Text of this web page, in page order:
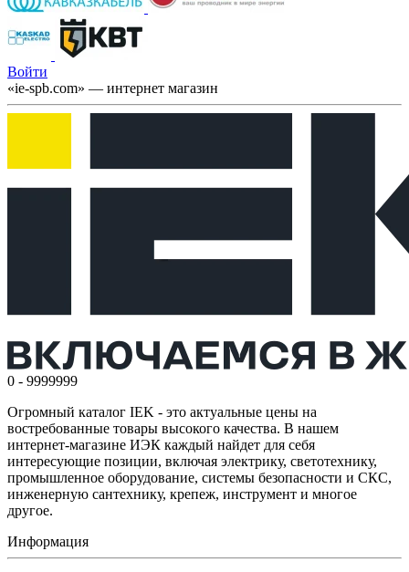
Войти
«ie-spb.com» — интернет магазин
0 - 9999999
Огромный каталог IEK - это актуальные цены на
востребованные товары высокого качества. В нашем
интернет-магазине ИЭК каждый найдет для себя
интересующие позиции, включая электрику, светотехнику,
промышленное оборудование, системы безопасности и СКС,
инженерную сантехнику, крепеж, инструмент и многое
другое.
Информация